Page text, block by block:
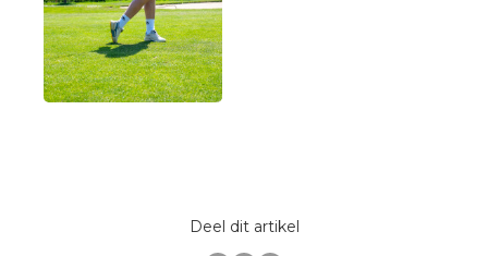
Deel dit artikel